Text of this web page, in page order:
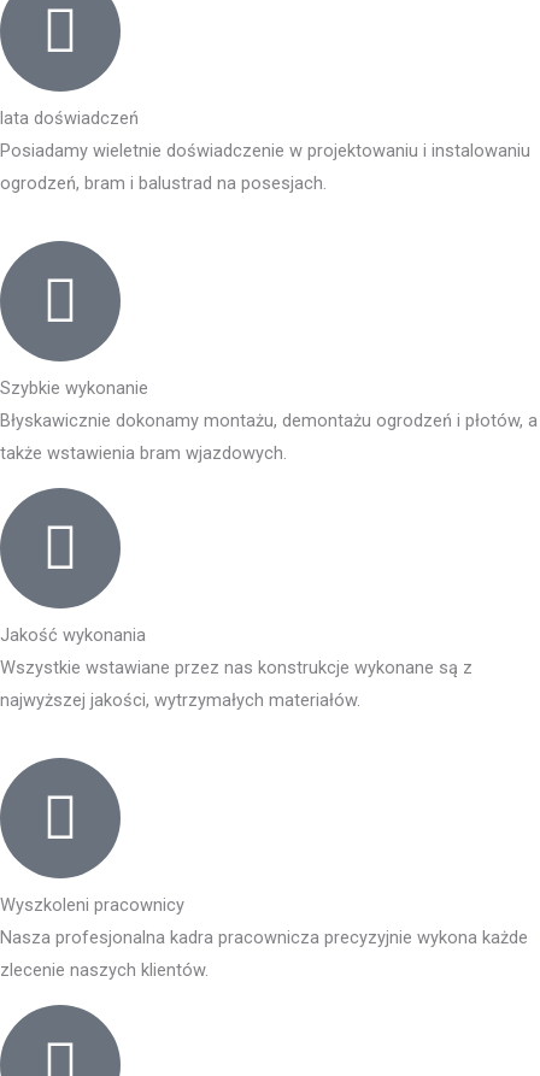
lata doświadczeń
Posiadamy wieletnie doświadczenie w projektowaniu i instalowaniu
ogrodzeń, bram i balustrad na posesjach.
Szybkie wykonanie
Błyskawicznie dokonamy montażu, demontażu ogrodzeń i płotów, a
także wstawienia bram wjazdowych.
Jakość wykonania
Wszystkie wstawiane przez nas konstrukcje wykonane są z
najwyższej jakości, wytrzymałych materiałów.
Wyszkoleni pracownicy
Nasza profesjonalna kadra pracownicza precyzyjnie wykona każde
zlecenie naszych klientów.